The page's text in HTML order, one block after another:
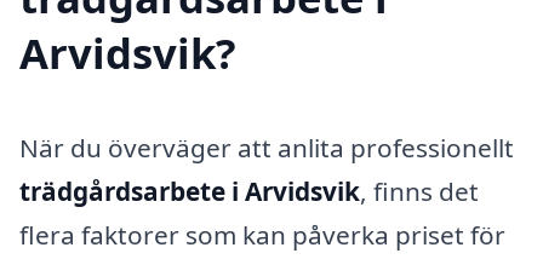
Arvidsvik?
När du överväger att anlita professionellt
trädgårdsarbete i Arvidsvik, finns det
flera faktorer som kan påverka priset för